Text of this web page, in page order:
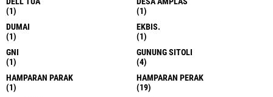
(1)
(1)
DUMAI
(1)
EKBIS.
(1)
GNI
(1)
GUNUNG SITOLI
(4)
HAMPARAN PARAK
(1)
HAMPARAN PERAK
(19)